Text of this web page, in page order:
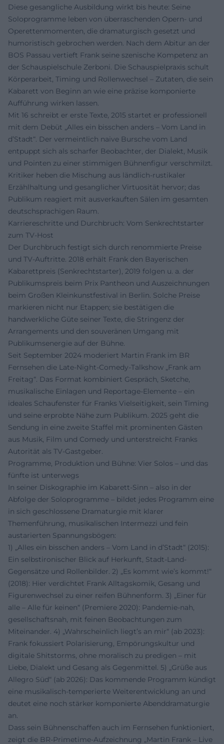
Diese gesangliche Ausbildung wirkt bis heute: Seine
Soloprogramme leben von überraschenden Opern- und
Operettenmomenten, die dramaturgisch gesetzt und
humoristisch gebrochen werden. Nach dem Abitur an der
BOS Passau vertieft Frank seine szenische Kompetenz an
der Schauspielschule Zerboni. Die Schauspielpraxis schult
Körperarbeit, Timing und Rollenwechsel – Zutaten, die sein
Kabarett von Beginn an wie eine präzise komponierte
Aufführung wirken lassen.
Mit 16 schreibt er erste Texte, 2015 startet er professionell
mit dem Debüt „Alles ein bisschen anders – Vom Land in
d’Stadt“. Der vermeintlich naive Bursche vom Land
entpuppt sich als scharfer Beobachter, der Dialekt, Musik
und Pointen zu einer stimmigen Bühnenfigur verschmilzt.
Kritiker heben die Mischung aus ländlich-rustikaler
Erzählhaltung und gesanglicher Virtuosität hervor; das
Publikum reagiert mit ausverkauften Sälen im gesamten
deutschsprachigen Raum.
Karriereschritte und Durchbruch: Vom Senkrechtstarter
zum TV-Host
Der Durchbruch festigt sich durch renommierte Preise
und TV-Auftritte. 2018 erhält Frank den Bayerischen
Kabarettpreis (Senkrechtstarter), 2019 folgen u. a. der
Publikumspreis beim Prix Pantheon und Auszeichnungen
beim Großen Kleinkunstfestival in Berlin. Solche Preise
markieren nicht nur Etappen; sie bestätigen die
handwerkliche Güte seiner Texte, die Stringenz der
Arrangements und den souveränen Umgang mit
Publikumsenergie auf der Bühne.
Seit September 2024 moderiert Martin Frank im BR
Fernsehen die Late-Night-Comedy-Talkshow „Frank am
Freitag“. Das Format kombiniert Gespräch, Sketche,
musikalische Einlagen und Reportage-Elemente – ein
ideales Schaufenster für Franks Vielseitigkeit, sein Timing
und seine erprobte Nähe zum Publikum. 2025 geht die
Sendung in eine zweite Staffel mit prominenten Gästen
aus Musik, Film und Comedy und unterstreicht Franks
Autorität als TV-Gastgeber.
Programme, Produktion und Bühne: Vier Solos – und das
fünfte ist unterwegs
In seiner Diskographie im Kabarett-Sinn – also in der
Abfolge der Soloprogramme – bildet jedes Programm eine
in sich geschlossene Dramaturgie mit klarer
Themenführung, musikalischen Intermezzi und fein
austarierten Spannungsbögen:
1) „Alles ein bisschen anders – Vom Land in d’Stadt“ (2015):
Ein selbstironischer Blick auf Herkunft, Stadt-Land-
Gegensätze und Rollenbilder. 2) „Es kommt wie’s kommt!“
(2018): Hier verdichtet Frank Alltagskomik, Gesang und
Figurenwechsel zu einer reifen Bühnenform. 3) „Einer für
alle – Alle für keinen“ (Premiere 2020): Pandemie-nah,
gesellschaftsnah, mit feinen Beobachtungen zum
Miteinander. 4) „Wahrscheinlich liegt’s an mir“ (ab 2023):
Frank fokussiert Polarisierung, Empörungskultur und
digitale Shitstorms, ohne moralisch zu predigen – mit
Liebe, Dialekt und Gesang als Gegenmittel. 5) „Grüße aus
Allegro Süd“ (ab 2026): Das kommende Programm kündigt
eine musikalisch-temperierte Weiterentwicklung an und
deutet eine noch stärker komponierte Abenddramaturgie
an.
Dass sein Bühnenschaffen auch im Fernsehen funktioniert,
zeigt die BR-Primetime-Aufzeichnung „Martin Frank – Live